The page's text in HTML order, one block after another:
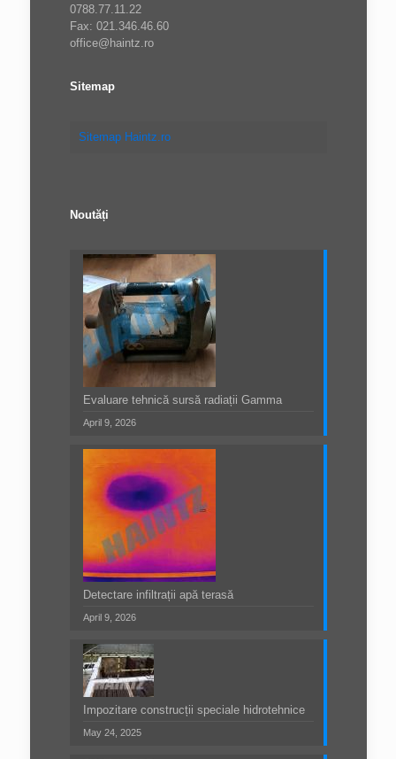
0788.77.11.22
Fax: 021.346.46.60
office@haintz.ro
Sitemap
Sitemap Haintz.ro
Noutăți
Evaluare tehnică sursă radiații Gamma
April 9, 2026
Detectare infiltrații apă terasă
April 9, 2026
Impozitare construcții speciale hidrotehnice
May 24, 2025